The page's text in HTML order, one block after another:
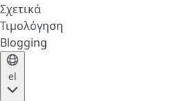
Σχετικά
Τιμολόγηση
Blogging
el